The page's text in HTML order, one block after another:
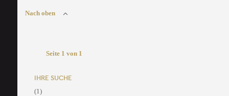
Nach oben
Seite 1 von 1
IHRE SUCHE
(1)